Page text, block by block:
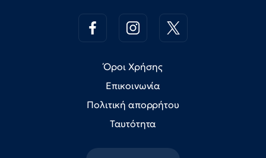
Όροι Χρήσης
Επικοινωνία
Πολιτική απορρήτου
Ταυτότητα